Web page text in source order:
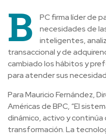
B
PC firma líder de
necesidades de
inteligentes,
transaccional y de
cambiado los hábitos y
para atender sus
Para Mauricio Fernández,
Américas de BPC, “El
dinámico, activo y continúa
transformación. La